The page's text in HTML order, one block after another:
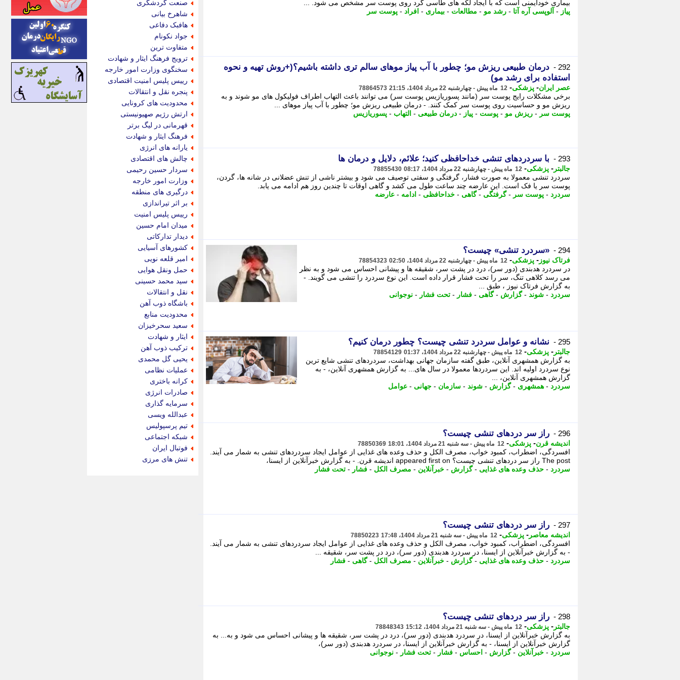
بیماری خودایمنی است که با ایجاد لکه های طاسی گرد روی پوست سر مشخص می شود. ...
پیاز - آلوپسی آره آتا - رشد مو - مطالعات - بیماری - افراد - پوست سر
292 -
درمان طبیعی ریزش مو؛ چطور با آب پیاز موهای سالم تری داشته باشیم؟(+روش تهیه و نحوه
استفاده برای رشد مو)
عصر ایران- پزشکی- 12 ماه پیش - چهارشنبه 22 مرداد 1404، 21:15 78864573
برخی مشکلات رایج پوست سر (مانند پسوریازیس پوست سر) می توانند باعث التهاب اطراف فولیکول های مو شوند و به
ریزش مو و حساسیت روی پوست سر کمک کنند. - درمان طبیعی ریزش مو؛ چطور با آب پیاز موهای ...
پوست سر - ریزش مو - پوست - پیاز - درمان طبیعی - التهاب - پسوریازیس
293 - با سردردهای تنشی خداحافظی کنید؛ علائم، دلایل و درمان ها
جالبتر - پزشکی- 12 ماه پیش - چهارشنبه 22 مرداد 1404، 08:17 78855430
سردرد تنشی معمولا به صورت فشار، گرفتگی و سفتی توصیف می شود و بیشتر ناشی از تنش عضلانی در شانه ها، گردن،
پوست سر یا فک است. این عارضه چند ساعت طول می کشد و گاهی اوقات تا چندین روز هم ادامه می یابد.
سردرد - پوست سر -گرفتگی -گاهی - خداحافظی - ادامه - عارضه
294 - «سردرد تنشی» چیست؟
فرتاک نیوز - پزشکی- 12 ماه پیش - چهارشنبه 22 مرداد 1404، 02:50 78854323
​در سردرد هدبندی (دور سر)، درد در پشت سر، شقیقه ها و پیشانی احساس می شود و به نظر
می رسد کلاهی تنگ، سر را تحت فشار قرار داده است. این نوع سردرد را تنشی می گویند. -
به گزارش فرتاک نیوز ، طبق ...
سردرد - شوند -گزارش -گاهی - فشار - تحت فشار - نوجوانی
295 - نشانه و عوامل سردرد تنشی چیست؟ چطور درمان کنیم؟
جالبتر - پزشکی- 12 ماه پیش - چهارشنبه 22 مرداد 1404، 01:37 78854129
به گزارش همشهری آنلاین، طبق گفته سازمان جهانی بهداشت، سردردهای تنشی شایع ترین
نوع سردرد اولیه اند. این سردردها معمولا در سال های... به گزارش همشهری آنلاین، - به
گزارش همشهری آنلاین، ...
سردرد - همشهری -گزارش - شوند - سازمان - جهانی - عوامل
296 - راز سر دردهای تنشی چیست؟
اندیشه قرن- پزشکی- 12 ماه پیش - سه شنبه 21 مرداد 1404، 18:01 78850369
افسردگی، اضطراب، کمبود خواب، مصرف الکل و حذف وعده های غذایی از عوامل ایجاد سردردهای تنشی به شمار می آیند.
The post راز سر دردهای تنشی چیست؟ appeared first on اندیشه قرن. - به گزارش خبرآنلاین از ایسنا،
سردرد - حذف وعده های غذایی -گزارش - خبرآنلاین - مصرف الکل - فشار - تحت فشار
297 - راز سر دردهای تنشی چیست؟
اندیشه معاصر - پزشکی- 12 ماه پیش - سه شنبه 21 مرداد 1404، 17:48 78850223
افسردگی، اضطراب، کمبود خواب، مصرف الکل و حذف وعده های غذایی از عوامل ایجاد سردردهای تنشی به شمار می آیند.
- به گزارش خبرآنلاین از ایسنا، در سردرد هدبندی (دور سر)، درد در پشت سر، شقیقه ...
سردرد - حذف وعده های غذایی -گزارش - خبرآنلاین - مصرف الکل -گاهی - فشار
298 - راز سر دردهای تنشی چیست؟
جالبتر - پزشکی- 12 ماه پیش - سه شنبه 21 مرداد 1404، 15:12 78848343
به گزارش خبرآنلاین از ایسنا، در سردرد هدبندی (دور سر)، درد در پشت سر، شقیقه ها و پیشانی احساس می شود و به... به
گزارش خبرآنلاین از ایسنا، - به گزارش خبرآنلاین از ایسنا، در سردرد هدبندی (دور سر)،
سردرد - خبرآنلاین -گزارش - احساس - فشار - تحت فشار - نوجوانی
صنعت گردشگری
شاهرخ بیانی
هافبک دفاعی
جواد نکونام
متفاوت ترین
ترویج فرهنگ ایثار و شهادت
سخنگوی وزارت امور خارجه
رییس پلیس امنیت اقتصادی
پنجره نقل و انتقالات
محدودیت های کرونایی
ارتش رژیم صهیونیستی
قهرمانی در لیگ برتر
فرهنگ ایثار و شهادت
یارانه های انرژی
چالش های اقتصادی
سردار حسین رحیمی
وزارت امور خارجه
درگیری های منطقه
بر اثر تیراندازی
رییس پلیس امنیت
میدان امام حسین
دیدار تدارکاتی
کشورهای آسیایی
امیر قلعه نویی
حمل ونقل هوایی
سید محمد حسینی
نقل و انتقالات
باشگاه ذوب آهن
محدودیت منابع
سعید سحرخیزان
ایثار و شهادت
ترکیب ذوب آهن
یحیی گل محمدی
عملیات نظامی
کرانه باختری
صادرات انرژی
سرمایه گذاری
عبدالله ویسی
تیم پرسپولیس
شبکه اجتماعی
فوتبال ایران
تنش های مرزی
اینتیتر
ایونا نیوز
بازتاب آنلاین
باشگاه خبرنگاران
باغستان نیوز
بامبوک
ببین و بخون
بدینسان
بنکر